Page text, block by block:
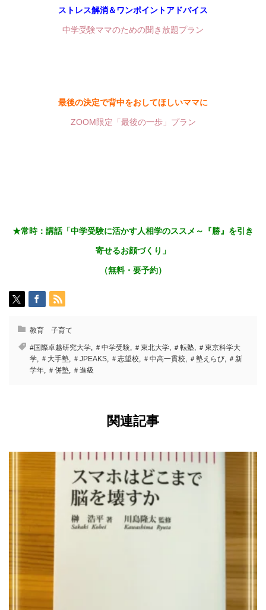
ストレス解消＆ワンポイントアドバイス
中学受験ママのための聞き放題プラン
最後の決定で背中をおしてほしいママに
ZOOM限定「最後の一歩」プラン
★常時：講話「中学受験に活かす人相学のススメ～『勝』を引き
寄せるお顔づくり」
（無料・要予約）
教育 子育て
#国際卓越研究大学, ＃中学受験, ＃東北大学, ＃転塾, ＃東京科学大
学, ＃大手塾, ＃JPEAKS, ＃志望校, ＃中高一貫校, ＃塾えらび, ＃新
学年, ＃併塾, ＃進級
関連記事